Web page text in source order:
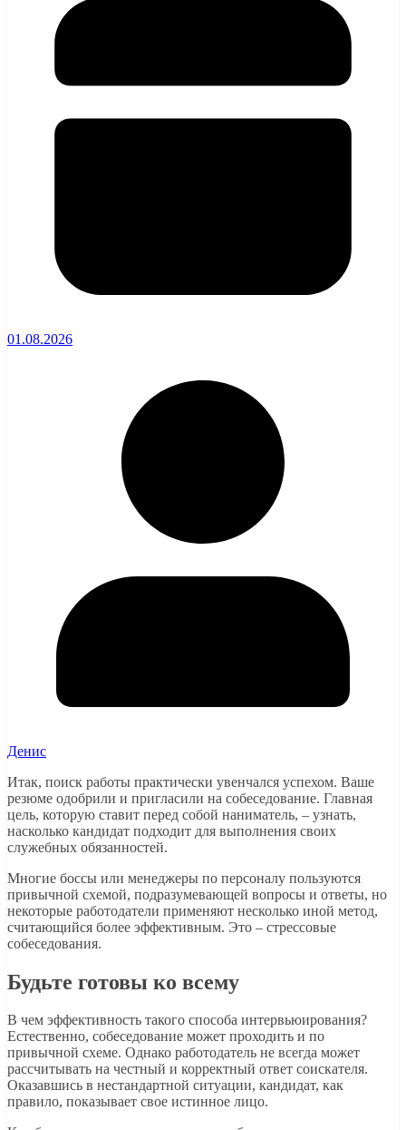
01.08.2026
Денис
Итак, поиск работы практически увенчался успехом. Ваше
резюме одобрили и пригласили на собеседование. Главная
цель, которую ставит перед собой наниматель, – узнать,
насколько кандидат подходит для выполнения своих
служебных обязанностей.
Многие боссы или менеджеры по персоналу пользуются
привычной схемой, подразумевающей вопросы и ответы, но
некоторые работодатели применяют несколько иной метод,
считающийся более эффективным. Это – стрессовые
собеседования.
Будьте готовы ко всему
В чем эффективность такого способа интервьюирования?
Естественно, собеседование может проходить и по
привычной схеме. Однако работодатель не всегда может
рассчитывать на честный и корректный ответ соискателя.
Оказавшись в нестандартной ситуации, кандидат, как
правило, показывает свое истинное лицо.